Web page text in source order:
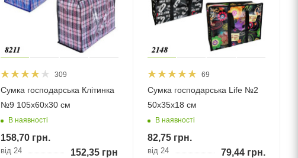
309
Сумка господарська Клітинка
№9 105х60х30 см
В наявності
158,70грн.
від 24 152,35 грн.
69
Сумка господарська Life №2
50х35х18 см
В наявності
82,75грн.
від 24 79,44 грн.